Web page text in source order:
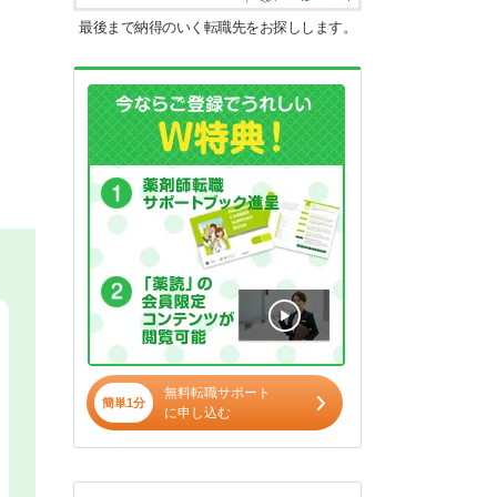
最後まで納得のいく転職先をお探しします。
簡単1分
無料転職サポート
に申し込む